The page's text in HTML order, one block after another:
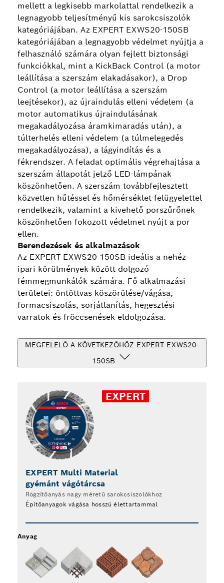
mellett a legkisebb markolattal rendelkezik a
legnagyobb teljesítményű kis sarokcsiszolók
kategóriájában. Az EXPERT EXWS20-150SB
kategóriájában a legnagyobb védelmet nyújtja a
felhasználó számára olyan fejlett biztonsági
funkciókkal, mint a KickBack Control (a motor
leállítása a szerszám elakadásakor), a Drop
Control (a motor leállítása a szerszám
leejtésekor), az újraindulás elleni védelem (a
motor automatikus újraindulásának
megakadályozása áramkimaradás után), a
túlterhelés elleni védelem (a túlmelegedés
megakadályozása), a lágyindítás és a
fékrendszer. A feladat optimális végrehajtása a
szerszám állapotát jelző LED-lámpának
köszönhetően. A szerszám továbbfejlesztett
közvetlen hűtéssel és hőmérséklet-felügyelettel
rendelkezik, valamint a kivehető porszűrőnek
köszönhetően fokozott védelmet nyújt a por
ellen.
Berendezések és alkalmazások
Az EXPERT EXWS20-150SB ideális a nehéz
ipari körülmények között dolgozó
fémmegmunkálók számára. Fő alkalmazási
területei: öntöttvas köszörülése/vágása,
formacsiszolás, sorjátlanítás, hegesztési
varratok és fröccsenések eldolgozása.
MEGFELELŐ A KÖVETKEZŐHÖZ EXPERT EXWS20-
150SB
EXPERT
EXPERT Multi Material
gyémánt vágótárcsa
Rögzítőanyás nagy méretű sarokcsiszolókhoz
Építőanyagok vágása hosszú élettartammal
Anyag